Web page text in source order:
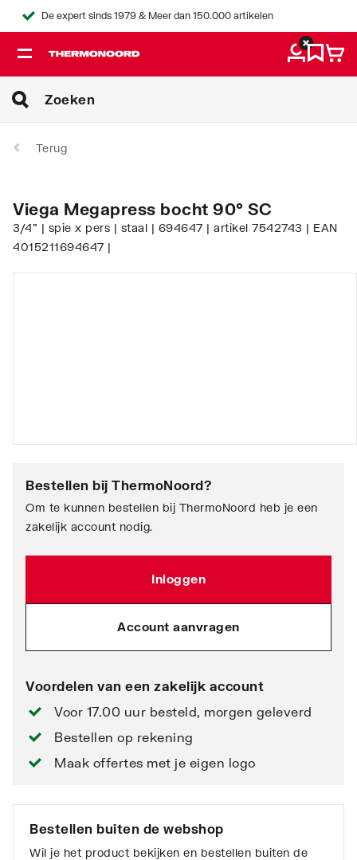
De expert sinds 1979 & Meer dan 150.000 artikelen
Terug
Viega Megapress bocht 90° SC
3/4" | spie x pers | staal | 694647 | artikel 7542743 | EAN
4015211694647 |
Bestellen bij ThermoNoord?
Om te kunnen bestellen bij ThermoNoord heb je een
zakelijk account nodig.
Inloggen
Account aanvragen
Voordelen van een zakelijk account
Voor 17.00 uur besteld, morgen geleverd
Bestellen op rekening
Maak offertes met je eigen logo
Bestellen buiten de webshop
Wil je het product bekijken en bestellen buiten de